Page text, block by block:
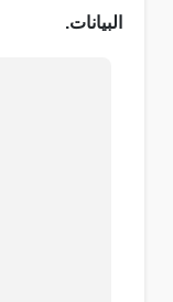
البيانات.